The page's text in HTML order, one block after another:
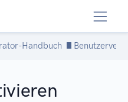
Handbuch